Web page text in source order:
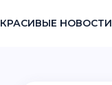
КРАСИВЫЕ НОВОСТИ